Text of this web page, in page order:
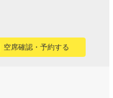
空席確認・予約する